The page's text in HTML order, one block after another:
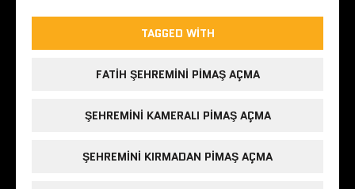
TAGGED WITH
FATIH ŞEHREMINI PIMAŞ AÇMA
ŞEHREMINI KAMERALI PIMAŞ AÇMA
ŞEHREMINI KIRMADAN PIMAŞ AÇMA